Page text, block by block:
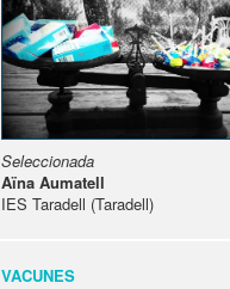
Seleccionada
Aïna Aumatell
IES Taradell (Taradell)
VACUNES